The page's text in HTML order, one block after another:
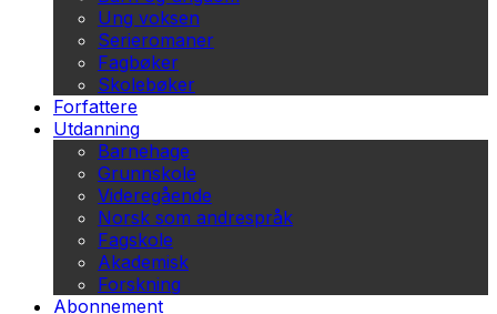
Ung voksen
Serieromaner
Fagbøker
Skolebøker
Forfattere
Utdanning
Barnehage
Grunnskole
Videregående
Norsk som andrespråk
Fagskole
Akademisk
Forskning
Abonnement